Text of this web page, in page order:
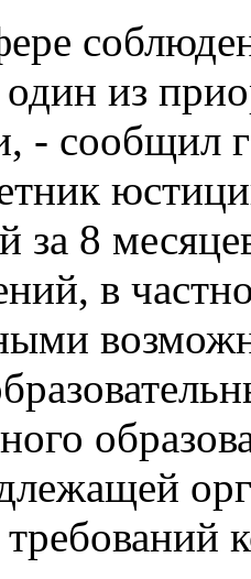
один из
- сообщил
за 8
в